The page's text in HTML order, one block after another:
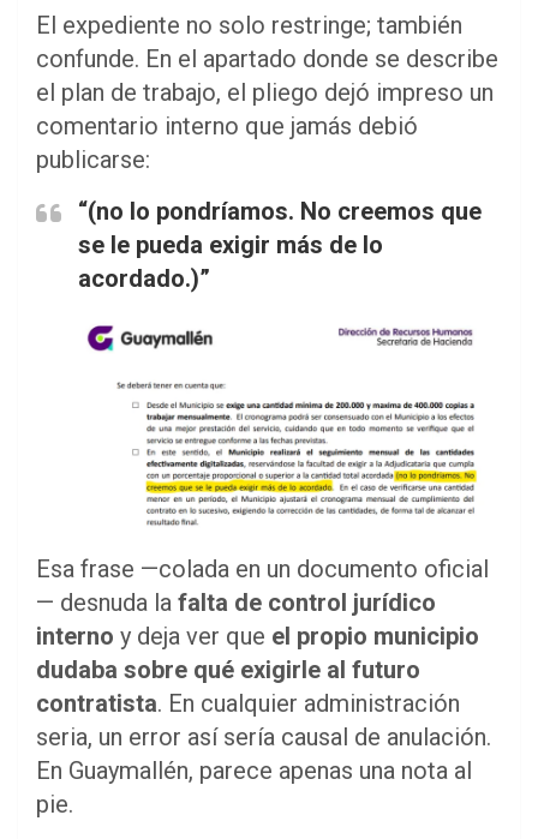
El expediente no solo restringe; también
confunde. En el apartado donde se describe
el plan de trabajo, el pliego dejó impreso un
comentario interno que jamás debió
publicarse:
“(no lo pondríamos. No creemos que
se le pueda exigir más de lo
acordado.)”
Esa frase —colada en un documento oficial
— desnuda la falta de control jurídico
interno y deja ver que el propio municipio
dudaba sobre qué exigirle al futuro
contratista. En cualquier administración
seria, un error así sería causal de anulación.
En Guaymallén, parece apenas una nota al
pie.